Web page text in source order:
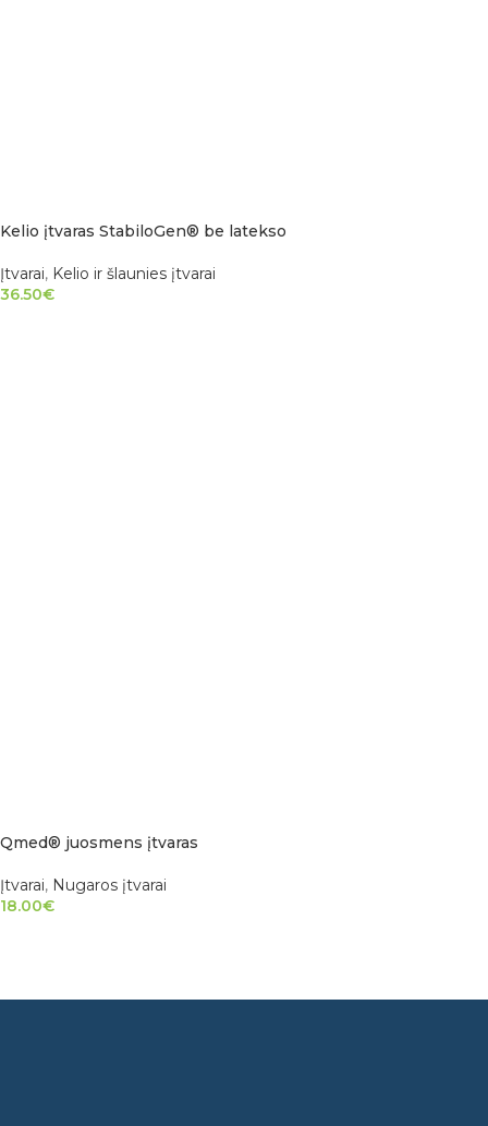
Kelio įtvaras StabiloGen® be latekso
Įtvarai, Kelio ir šlaunies įtvarai
36.50€
Qmed® juosmens įtvaras
Įtvarai, Nugaros įtvarai
18.00€